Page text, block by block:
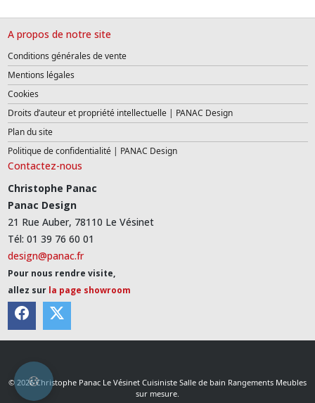
A propos de notre site
Conditions générales de vente
Mentions légales
Cookies
Droits d’auteur et propriété intellectuelle | PANAC Design
Plan du site
Politique de confidentialité | PANAC Design
Contactez-nous
Christophe Panac
Panac Design
21 Rue Auber, 78110 Le Vésinet
Tél: 01 39 76 60 01
design@panac.fr
Pour nous rendre visite,
allez sur la page showroom
© 2026 Christophe Panac Le Vésinet Cuisiniste Salle de bain Rangements Meubles
sur mesure.